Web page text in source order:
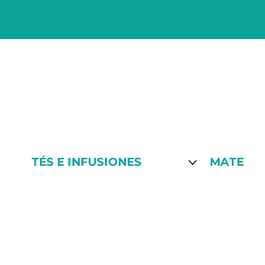
TÉS E INFUSIONES MATE